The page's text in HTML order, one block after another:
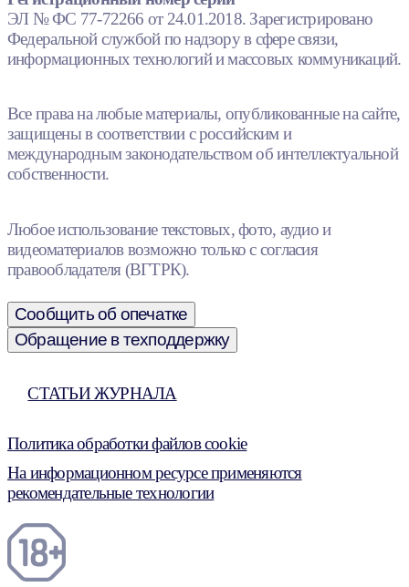
ЭЛ № ФС 77-72266 от 24.01.2018. Зарегистрировано
Федеральной службой по надзору в сфере связи,
информационных технологий и массовых коммуникаций.
Все права на любые материалы, опубликованные на сайте,
защищены в соответствии с российским и
международным законодательством об интеллектуальной
собственности.
Любое использование текстовых, фото, аудио и
видеоматериалов возможно только с согласия
правообладателя (ВГТРК).
Сообщить об опечатке
Обращение в техподдержку
СТАТЬИ ЖУРНАЛА
Политика обработки файлов cookie
На информационном ресурсе применяются
рекомендательные технологии